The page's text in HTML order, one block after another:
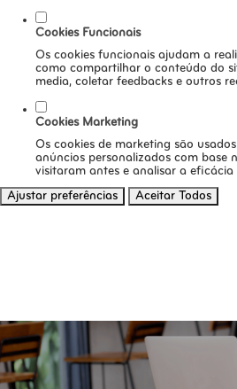
Cookies Funcionais
Os cookies funcionais ajudam a
como compartilhar o conteúdo do
media, coletar feedbacks e outros
Cookies Marketing
Os cookies de marketing são
anúncios personalizados com base
visitaram antes e analisar a
Ajustar preferências
Aceitar Todos